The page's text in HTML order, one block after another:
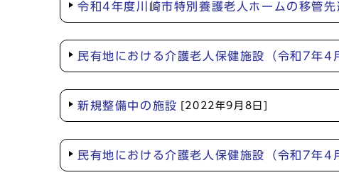
令和4年度川崎市特別養護老人ホームの移管
民有地における介護老人保健施設（令和7年4
新規整備中の施設 [2022年9月8日]
民有地における介護老人保健施設（令和7年4